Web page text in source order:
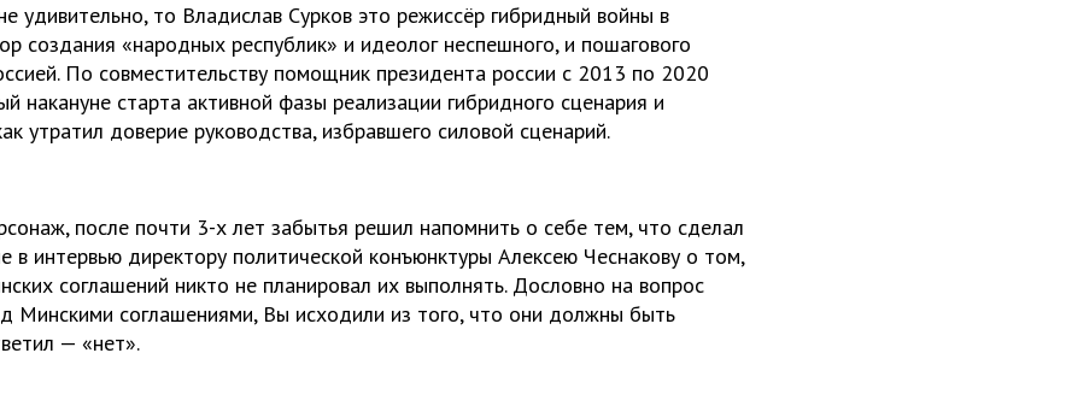
удивительно, то Владислав Сурков это режиссёр гибридный войны в
создания «народных республик» и идеолог неспешного, и пошагового
По совместительству помощник президента россии с 2013 по 2020
накануне старта активной фазы реализации гибридного сценария и
утратил доверие руководства, избравшего силовой сценарий.
после почти 3-х лет забытья решил напомнить о себе тем, что сделал
в интервью директору политической конъюнктуры Алексею Чеснакову о том,
соглашений никто не планировал их выполнять. Дословно на вопрос
Минскими соглашениями, Вы исходили из того, что они должны быть
— «нет».